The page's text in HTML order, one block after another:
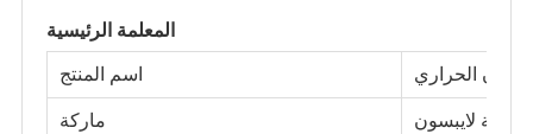
المعلمة الرئيسية
اسم المنتج الحراري
ماركة علامة لايبسون